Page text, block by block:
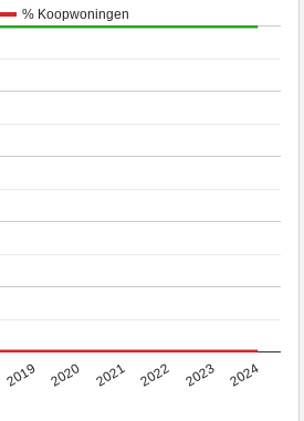
% Koopwoningen
2019 2020 2021 2022 2023 2024